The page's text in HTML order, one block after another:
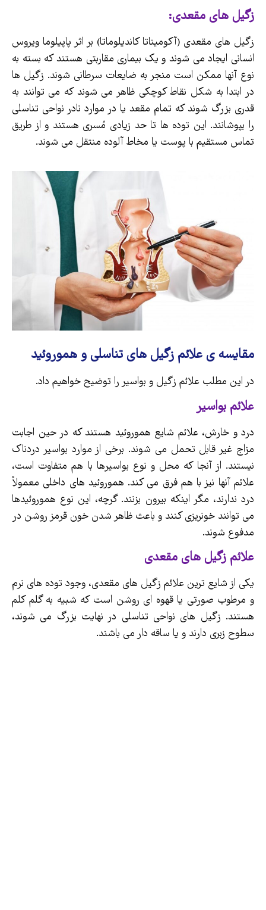
زگیل های مقعدی:
زگیل های مقعدی (آکومیناتا کاندیلوماتا) بر اثر پاپیلوما ویروس
انسانی ایجاد می شوند و یک بیماری مقاربتی هستند که بسته به
نوع آنها ممکن است منجر به ضایعات سرطانی شوند. زگیل ها
در ابتدا به شکل نقاط کوچکی ظاهر می شوند که می توانند به
قدری بزرگ شوند که تمام مقعد یا در موارد نادر نواحی تناسلی
را بپوشانند. این توده ها تا حد زیادی مُسری هستند و از طریق
تماس مستقیم با پوست یا مخاط آلوده منتقل می شوند.
مقایسه ی علائم زگیل های تناسلی و هموروئید
در این مطلب علائم زگیل و بواسیر را توضیح خواهیم داد.
علائم بواسیر
درد و خارش، علائم شایع هموروئید هستند که در حین اجابت
مزاج غیر قابل تحمل می شوند. برخی از موارد بواسیر دردناک
نیستند. از آنجا که محل و نوع بواسیرها با هم متفاوت است،
علائم آنها نیز با هم فرق می کند. هموروئید های داخلی معمولاً
درد ندارند، مگر اینکه بیرون بزنند. گرچه، این نوع هموروئیدها
می توانند خونریزی کنند و باعث ظاهر شدن خون قرمز روشن در
مدفوع شوند.
علائم زگیل های مقعدی
یکی از شایع ترین علائم زگیل های مقعدی، وجود توده های نرم
و مرطوب صورتی یا قهوه ای روشن است که شبیه به گلم کلم
هستند. زگیل های نواحی تناسلی در نهایت بزرگ می شوند،
سطوح زبری دارند و یا ساقه دار می باشند.